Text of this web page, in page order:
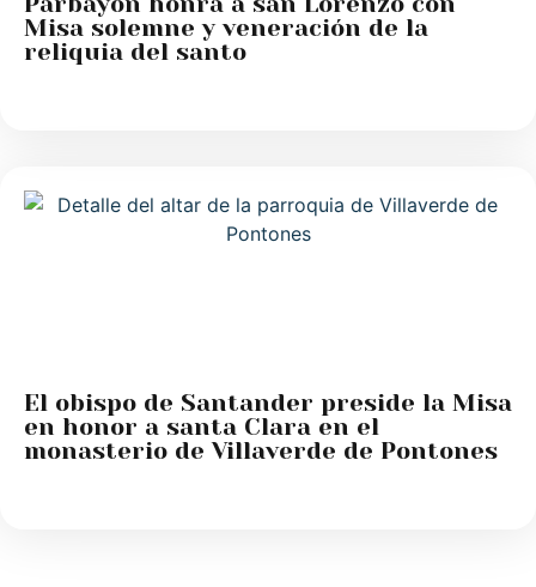
Misa solemne y veneración de la
reliquia del santo
El obispo de Santander preside la Misa
en honor a santa Clara en el
monasterio de Villaverde de Pontones